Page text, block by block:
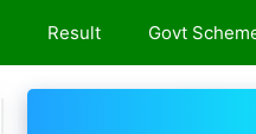
Result Govt